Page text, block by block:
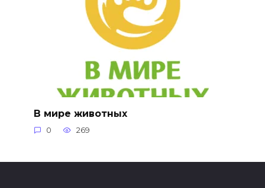
В мире животных
0 269